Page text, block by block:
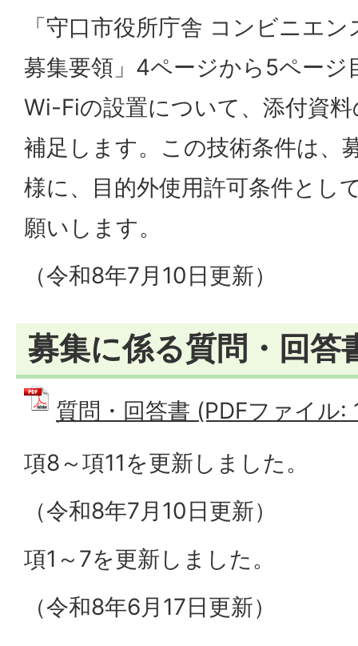
「守口市役所庁舎 コンビニエ
募集要領」4ページから5ページ
Wi-Fiの設置について、添付資
補足します。この技術条件は、
様に、目的外使用許可条件とし
願いします。
（令和8年7月10日更新）
募集に係る質問・回答
質問・回答書 (PDFファイル:
項8～項11を更新しました。
（令和8年7月10日更新）
項1～7を更新しました。
（令和8年6月17日更新）